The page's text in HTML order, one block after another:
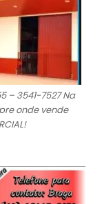
– 3541-7527 Na
onde vende